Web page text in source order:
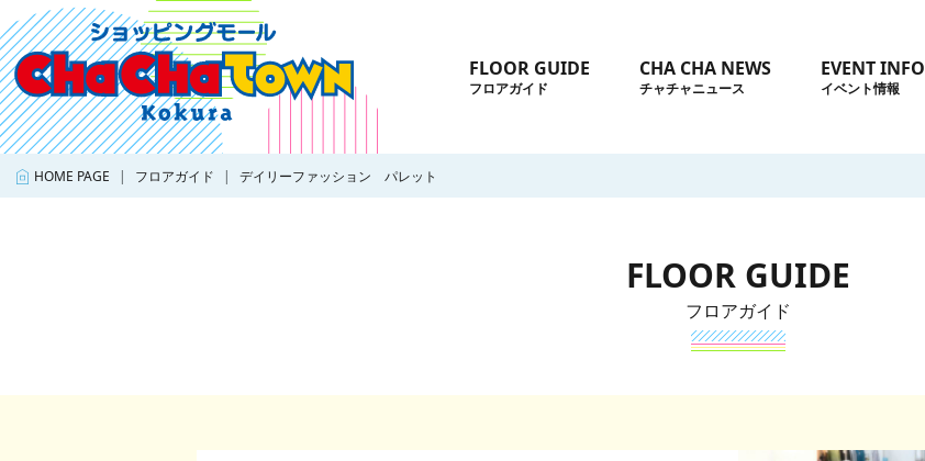
FLOOR GUIDE
フロアガイド
CHA CHA NEWS
チャチャニュース
EVENT INFO
イベント情報
HOME PAGE フロアガイド デイリーファッション パレット
フロアガイド
FLOOR GUIDE